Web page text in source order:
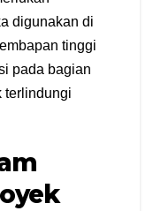
digunakan di
tinggi
pada bagian
terlindungi